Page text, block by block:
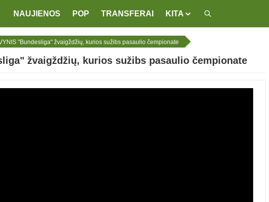
NAUJIENOS POP TRANSFERAI KITA
"Bundesliga" žvaigždžių, kurios sužibs pasaulio čempionate
žvaigždžių, kurios sužibs pasaulio čempionate